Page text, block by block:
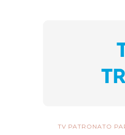
TV PATRONATO